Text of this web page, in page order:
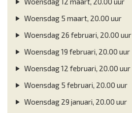
Woensdag 5 maart, 20.00 uur
Woensdag 26 februari, 20.00 uur
Woensdag 19 februari, 20.00 uur
Woensdag 12 februari, 20.00 uur
Woensdag 5 februari, 20.00 uur
Woensdag 29 januari, 20.00 uur